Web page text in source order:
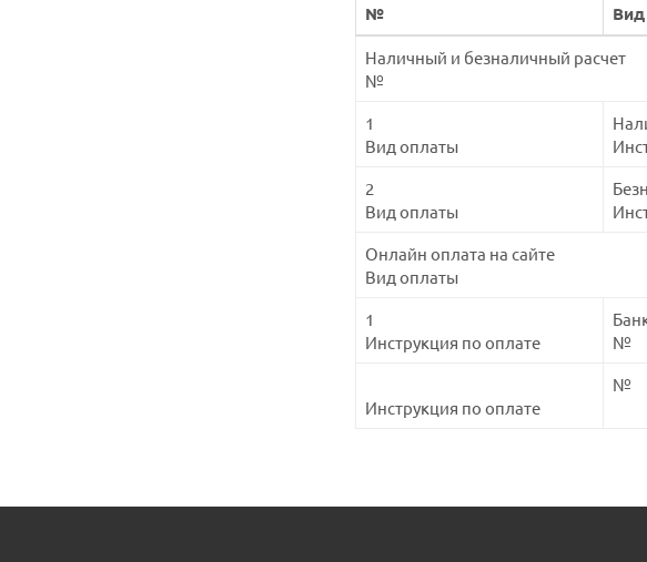
№
Наличный и безналичный расчет
№
1
Вид оплаты
2
Вид оплаты
Онлайн оплата на сайте
Вид оплаты
1
Инструкция по оплате
№
Инструкция по оплате
№